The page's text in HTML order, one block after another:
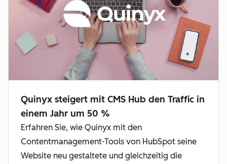
Quinyx steigert mit CMS Hub den Traffic in
einem Jahr um 50 %
Erfahren Sie, wie Quinyx mit den
Contentmanagement-Tools von HubSpot seine
Website neu gestaltete und gleichzeitig die